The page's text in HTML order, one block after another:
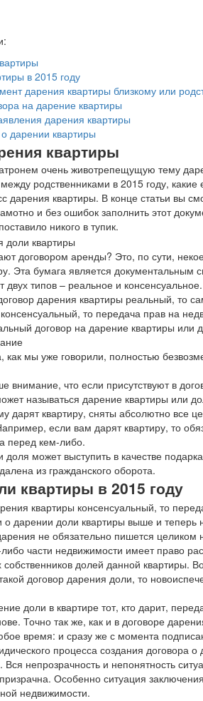
в 2015 году
дарения квартиры близкому или
на дарение квартиры
дарения квартиры
дарении квартиры
квартиры
очень животрепещущую тему
родственниками в 2015 году,
дарения квартиры. В конце статьи вы
и без ошибок заполнить этот
никого в тупик.
договором аренды? Это, по сути,
Эта бумага является документальным
двух типов – реальное и
дарения квартиры реальный, то
то передача прав на
договор на дарение квартиры
как мы уже говорили, полностью
внимание, что если присутствуют в
называться дарение квартиры или
дарят квартиру, сняты абсолютно
если вам дарят квартиру, то
перед кем-либо.
доля может выступить в качестве
из гражданского оборота.
квартиры в 2015 году
дарении доли квартиры выше и теперь
не обязательно пишется
либо части недвижимости имеет право
собственников долей данной квартиры.
договор дарения доли, то
доли в квартире тот, кто дарит,
Точно так же, как и в договоре
время: и сразу же с момента
процесса создания договора
непрозрачность и непонятность
Особенно ситуация
недвижимости.